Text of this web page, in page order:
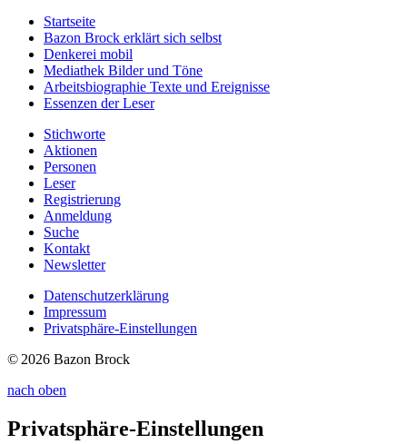
Startseite
Bazon Brock erklärt sich selbst
Denkerei mobil
Mediathek Bilder und Töne
Arbeitsbiographie Texte und Ereignisse
Essenzen der Leser
Stichworte
Aktionen
Personen
Leser
Registrierung
Anmeldung
Suche
Kontakt
Newsletter
Datenschutzerklärung
Impressum
Privatsphäre-Einstellungen
© 2026 Bazon Brock
nach oben
Privatsphäre-Einstellungen